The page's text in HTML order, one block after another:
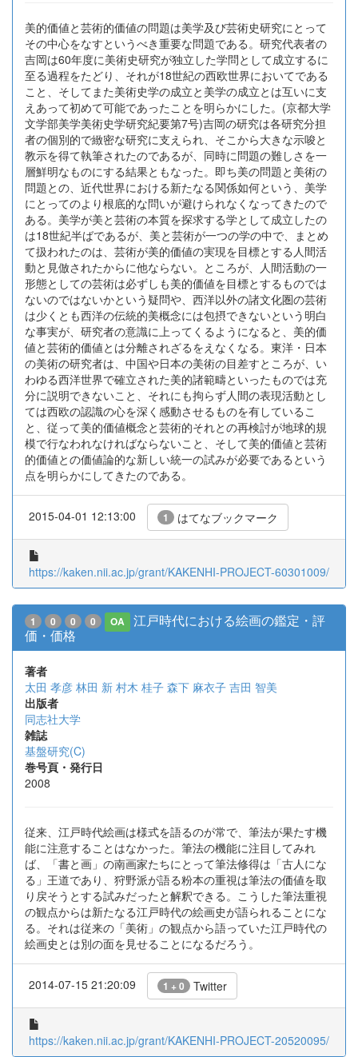
美的価値と芸術的価値の問題は美学及び芸術史研究にとって
その中心をなすというべき重要な問題である。研究代表者の
吉岡は60年度に美術史研究が独立した学問として成立するに
至る過程をたどり、それが18世紀の西欧世界においてである
こと、そしてまた美術史学の成立と美学の成立とは互いに支
えあって初めて可能であったことを明らかにした。(京都大学
文学部美学美術史学研究紀要第7号)吉岡の研究は各研究分担
者の個別的で緻密な研究に支えられ、そこから大きな示唆と
教示を得て執筆されたのであるが、同時に問題の難しさを一
層鮮明なものにする結果ともなった。即ち美の問題と美術の
問題との、近代世界における新たなる関係如何という、美学
にとってのより根底的な問いが避けられなくなってきたので
ある。美学が美と芸術の本質を探求する学として成立したの
は18世紀半ばであるが、美と芸術が一つの学の中で、まとめ
て扱われたのは、芸術が美的価値の実現を目標とする人間活
動と見倣されたからに他ならない。ところが、人間活動の一
形態としての芸術は必ずしも美的価値を目標とするものでは
ないのではないかという疑問や、西洋以外の諸文化圏の芸術
は少くとも西洋の伝統的美概念には包摂できないという明白
な事実が、研究者の意識に上ってくるようになると、美的価
値と芸術的価値とは分離されざるをえなくなる。東洋・日本
の美術の研究者は、中国や日本の美術の目差すところが、い
わゆる西洋世界で確立された美的諸範疇といったものでは充
分に説明できないこと、それにも拘らず人間の表現活動とし
ては西欧の認識の心を深く感動させるものを有しているこ
と、従って美的価値概念と芸術的それとの再検討が地球的規
模で行なわれなければならないこと、そして美的価値と芸術
的価値との価値論的な新しい統一の試みが必要であるという
点を明らかにしてきたのである。
2015-04-01 12:13:00 1 はてなブックマーク
https://kaken.nii.ac.jp/grant/KAKENHI-PROJECT-60301009/
1 0 0 0 OA
江戸時代における絵画の鑑定・評
価・価格
著者
太田 孝彦 林田 新 村木 桂子 森下 麻衣子 吉田 智美
出版者
同志社大学
雑誌
基盤研究(C)
巻号頁・発行日
2008
従来、江戸時代絵画は様式を語るのが常で、筆法が果たす機
能に注意することはなかった。筆法の機能に注目してみれ
ば、「書と画」の南画家たちにとって筆法修得は「古人にな
る」王道であり、狩野派が語る粉本の重視は筆法の価値を取
り戻そうとする試みだったと解釈できる。こうした筆法重視
の観点からは新たなる江戸時代の絵画史が語られることにな
る。それは従来の「美術」の観点から語っていた江戸時代の
絵画史とは別の面を見せることになるだろう。
2014-07-15 21:20:09 1 + 0 Twitter
https://kaken.nii.ac.jp/grant/KAKENHI-PROJECT-20520095/